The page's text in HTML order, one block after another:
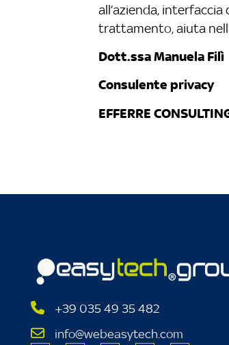
all’azienda, interfaccia
trattamento, aiuta
Dott.ssa Manuela Filì
Consulente privacy
EFFERRE
+39 035 49 35 482
info@webeasytech.com